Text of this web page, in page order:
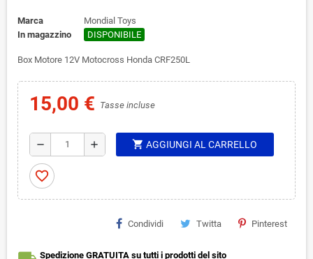
Marca
Mondial Toys
In magazzino
DISPONIBILE
Box Motore 12V Motocross Honda CRF250L
15,00 € Tasse incluse
remove add shopping_cart AGGIUNGI AL CARRELLO
favorite_border
Condividi Twitta Pinterest
Spedizione GRATUITA su tutti i prodotti del sito